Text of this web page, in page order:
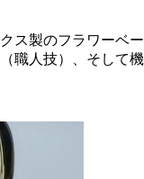
ス製のフラワーベー
職人技）、そして機